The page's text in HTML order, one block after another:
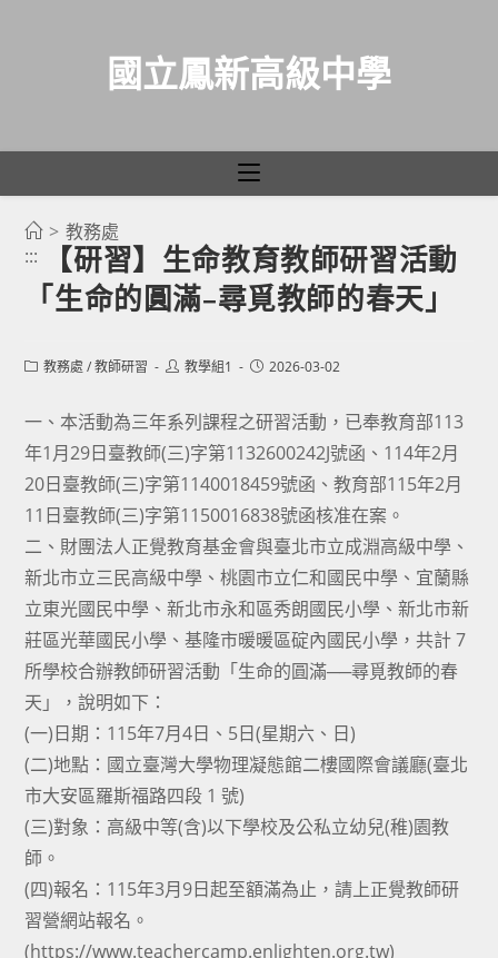
國立鳳新高級中學
> 教務處
:::
【研習】生命教育教師研習活動
「生命的圓滿–尋覓教師的春天」
Post教務處 / 教師研習
Post教學組1
Post2026-03-02
一、本活動為三年系列課程之研習活動，已奉教育部113
年1月29日臺教師(三)字第1132600242J號函、114年2月
20日臺教師(三)字第1140018459號函、教育部115年2月
11日臺教師(三)字第1150016838號函核准在案。
二、財團法人正覺教育基金會與臺北市立成淵高級中學、
新北市立三民高級中學、桃園市立仁和國民中學、宜蘭縣
立東光國民中學、新北市永和區秀朗國民小學、新北市新
莊區光華國民小學、基隆市暖暖區碇內國民小學，共計 7
所學校合辦教師研習活動「生命的圓滿──尋覓教師的春
天」，說明如下：
(一)日期：115年7月4日、5日(星期六、日)
(二)地點：國立臺灣大學物理凝態館二樓國際會議廳(臺北
市大安區羅斯福路四段 1 號)
(三)對象：高級中等(含)以下學校及公私立幼兒(稚)園教
師。
(四)報名：115年3月9日起至額滿為止，請上正覺教師研
習營網站報名。
(https://www.teachercamp.enlighten.org.tw)